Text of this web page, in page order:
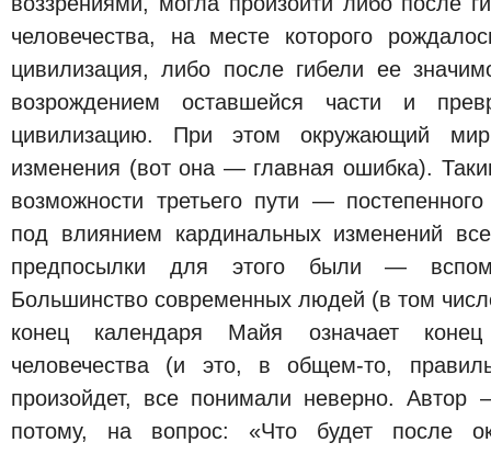
человечества, на месте которого
цивилизация, либо после гибели ее
возрождением оставшейся части и
цивилизацию. При этом окружающий
изменения (вот она — главная ошибка).
возможности третьего пути —
под влиянием кардинальных изменений
предпосылки для этого были —
Большинство современных людей (в том
конец календаря Майя означает конец
человечества (и это, в общем-то,
произойдет, все понимали неверно.
потому, на вопрос: «Что будет после